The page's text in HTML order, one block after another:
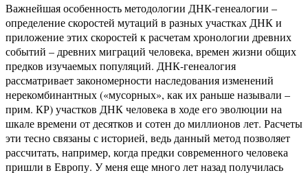
Важнейшая особенность методологии ДНК-генеалогии –
определение скоростей мутаций в разных участках ДНК и
приложение этих скоростей к расчетам хронологии древних
событий – древних миграций человека, времен жизни общих
предков изучаемых популяций. ДНК-генеалогия
рассматривает закономерности наследования изменений
нерекомбинантных («мусорных», как их раньше называли –
прим. КР) участков ДНК человека в ходе его эволюции на
шкале времени от десятков и сотен до миллионов лет. Расчеты
эти тесно связаны с историей, ведь данный метод позволяет
рассчитать, например, когда предки современного человека
пришли в Европу. У меня еще много лет назад получилась